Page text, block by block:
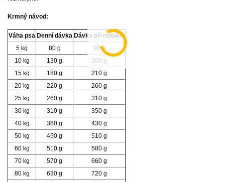
Krmný návod:
Váha psa Denní dávka Dávka při redukci
5 kg
80 g
90 g
10 kg
130 g
160 g
15 kg
180 g
210 g
20 kg
220 g
260 g
25 kg
260 g
310 g
30 kg
310 g
350 g
40 kg
380 g
430 g
50 kg
450 g
510 g
60 kg
510 g
580 g
70 kg
570 g
660 g
80 kg
630 g
720 g